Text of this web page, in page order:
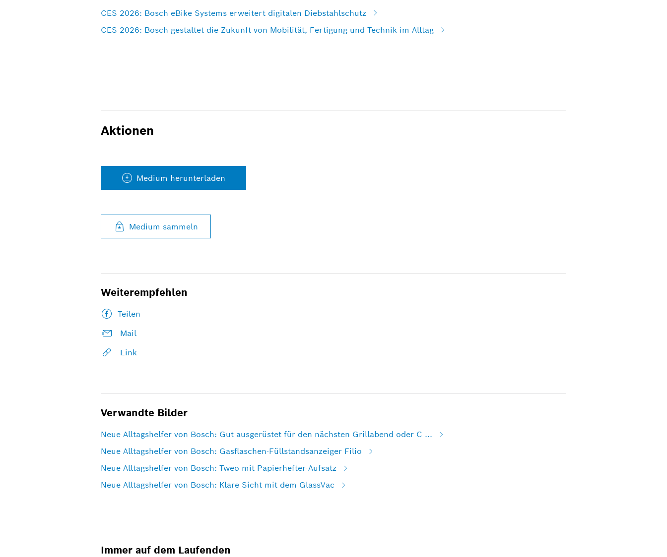
CES 2026: Bosch eBike Systems erweitert digitalen Diebstahlschutz
CES 2026: Bosch gestaltet die Zukunft von Mobilität, Fertigung und Technik im Alltag
Aktionen
Medium herunterladen
Medium sammeln
Weiterempfehlen
Teilen
Mail
Link
Verwandte Bilder
Neue Alltagshelfer von Bosch: Gut ausgerüstet für den nächsten Grillabend oder C ...
Neue Alltagshelfer von Bosch: Gasflaschen-Füllstandsanzeiger Filio
Neue Alltagshelfer von Bosch: Tweo mit Papierhefter-Aufsatz
Neue Alltagshelfer von Bosch: Klare Sicht mit dem GlassVac
Immer auf dem Laufenden